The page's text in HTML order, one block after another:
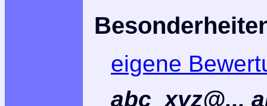
eigene
abc_xyz@...